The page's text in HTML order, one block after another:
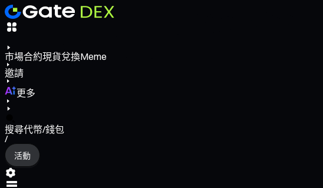
市場合約現貨兌換Meme
邀請
更多
搜尋代幣/錢包
/
活動